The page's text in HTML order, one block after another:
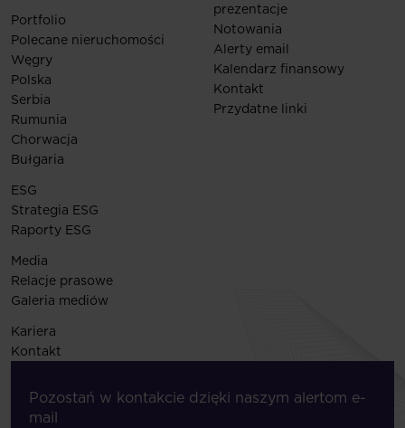
Portfolio
Polecane nieruchomości
Węgry
Polska
Serbia
Rumunia
Chorwacja
Bułgaria
prezentacje
Notowania
Alerty email
Kalendarz finansowy
Kontakt
Przydatne linki
ESG
Strategia ESG
Raporty ESG
Media
Relacje prasowe
Galeria mediów
Kariera
Kontakt
Pozostań w kontakcie dzięki naszym alertom e-
mail